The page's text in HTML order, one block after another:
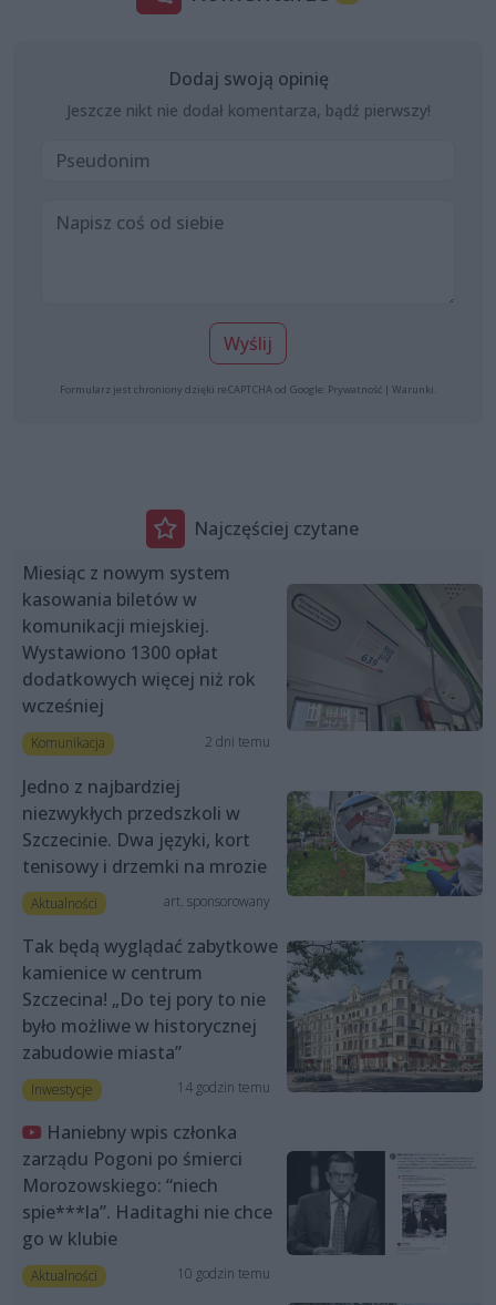
Dodaj swoją opinię
Jeszcze nikt nie dodał komentarza, bądź pierwszy!
Wyślij
Formularz jest chroniony dzięki reCAPTCHA od Google: Prywatność | Warunki
Najczęściej czytane
Miesiąc z nowym system
kasowania biletów w
komunikacji miejskiej.
Wystawiono 1300 opłat
dodatkowych więcej niż rok
wcześniej
Komunikacja 2 dni temu
Jedno z najbardziej
niezwykłych przedszkoli w
Szczecinie. Dwa języki, kort
tenisowy i drzemki na mrozie
Aktualności art. sponsorowany
Tak będą wyglądać zabytkowe
kamienice w centrum
Szczecina! „Do tej pory to nie
było możliwe w historycznej
zabudowie miasta”
Inwestycje 14 godzin temu
Haniebny wpis członka
zarządu Pogoni po śmierci
Morozowskiego: “niech
spie***la”. Haditaghi nie chce
go w klubie
Aktualności 10 godzin temu